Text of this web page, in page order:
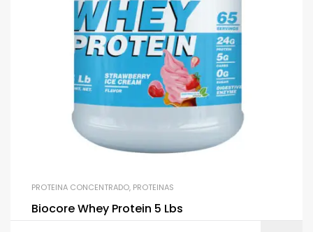
PROTEINA CONCENTRADO, PROTEINAS
Biocore Whey Protein 5 Lbs